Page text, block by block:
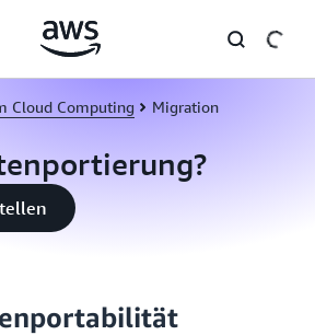
Cloud Computing Migration